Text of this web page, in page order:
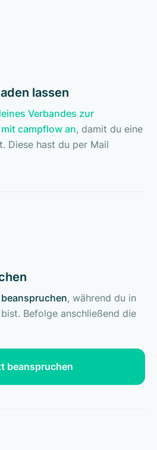
lassen
Verbandes zur
campflow an, damit du eine
Diese hast du per Mail
, während du in
Befolge anschließend die
beanspruchen